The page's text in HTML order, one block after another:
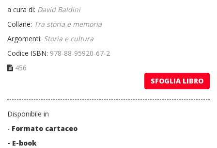
a cura di: David Baldini
Collane: Tra storia e memoria
Argomenti: Storia e cultura
Codice ISBN: 978-88-95920-67-2
456
SFOGLIA LIBRO
Disponibile in
- Formato cartaceo
- E-book